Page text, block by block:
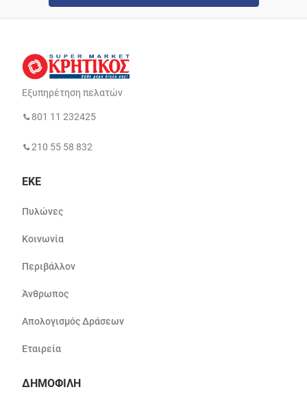
Εξυπηρέτηση πελατών
801 11 232425
210 55 58 832
ΕΚΕ
Πυλώνες
Κοινωνία
Περιβάλλον
Άνθρωπος
Απολογισμός Δράσεων
Εταιρεία
ΔΗΜΟΦΙΛΗ